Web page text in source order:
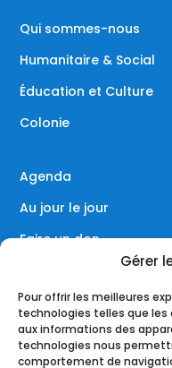
Gérer
Pour offrir les meilleures
technologies telles que
aux informations des
technologies nous
comportement de
Qui sommes-nous
Humanitaire & Social
Éducation et Culture
Colonie
Agenda
Au jour le jour
Faire un don
Réseaux sociaux